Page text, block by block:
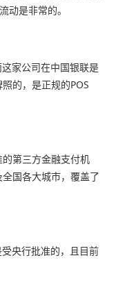
动是非常的。
家公司在中国银联是
的，是正规的POS
第三方金融支付机
国各大城市，覆盖了
央行批准的，且目前